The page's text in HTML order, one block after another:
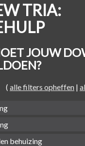
TRIA:
JOUW
( alle filters opheffen |
Wit
behuizing